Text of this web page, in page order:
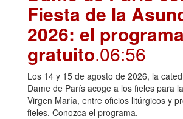
Fiesta de la
2026: el programa
gratuito.06:56
Los 14 y 15 de agosto de 2026, la
Dame de París acoge a los fieles para
Virgen María, entre oficios litúrgicos y
fieles. Conozca el programa.